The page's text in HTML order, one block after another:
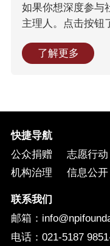
如果你想深度参与
主理人。点击按钮
了解更多
快捷导航
公众捐赠
志愿行动
机构治理
信息公开
联系我们
邮箱：
电话：021-5187